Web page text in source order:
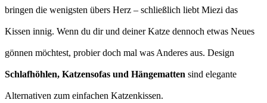
bringen die wenigsten übers Herz – schließlich liebt Miezi das
Kissen innig. Wenn du dir und deiner Katze dennoch etwas Neues
gönnen möchtest, probier doch mal was Anderes aus. Design
Schlafhöhlen, Katzensofas und Hängematten sind elegante
Alternativen zum einfachen Katzenkissen.